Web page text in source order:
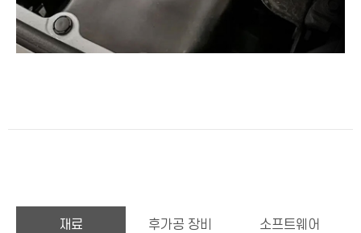
재료 후가공 장비 소프트웨어